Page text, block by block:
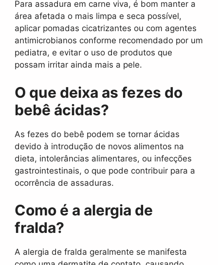
Para assadura em carne viva, é bom manter a
área afetada o mais limpa e seca possível,
aplicar pomadas cicatrizantes ou com agentes
antimicrobianos conforme recomendado por um
pediatra, e evitar o uso de produtos que
possam irritar ainda mais a pele.
O que deixa as fezes do
bebê ácidas?
As fezes do bebê podem se tornar ácidas
devido à introdução de novos alimentos na
dieta, intolerâncias alimentares, ou infecções
gastrointestinais, o que pode contribuir para a
ocorrência de assaduras.
Como é a alergia de
fralda?
A alergia de fralda geralmente se manifesta